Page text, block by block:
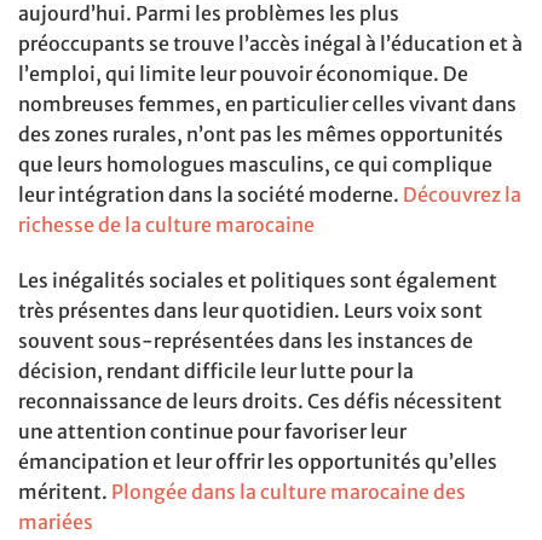
aujourd’hui. Parmi les problèmes les plus
préoccupants se trouve l’accès inégal à l’éducation et à
l’emploi, qui limite leur pouvoir économique. De
nombreuses femmes, en particulier celles vivant dans
des zones rurales, n’ont pas les mêmes opportunités
que leurs homologues masculins, ce qui complique
leur intégration dans la société moderne. Découvrez la
richesse de la culture marocaine
Les inégalités sociales et politiques sont également
très présentes dans leur quotidien. Leurs voix sont
souvent sous-représentées dans les instances de
décision, rendant difficile leur lutte pour la
reconnaissance de leurs droits. Ces défis nécessitent
une attention continue pour favoriser leur
émancipation et leur offrir les opportunités qu’elles
méritent. Plongée dans la culture marocaine des
mariées